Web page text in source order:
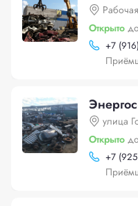
Открыто
+7
улица
Открыто
+7